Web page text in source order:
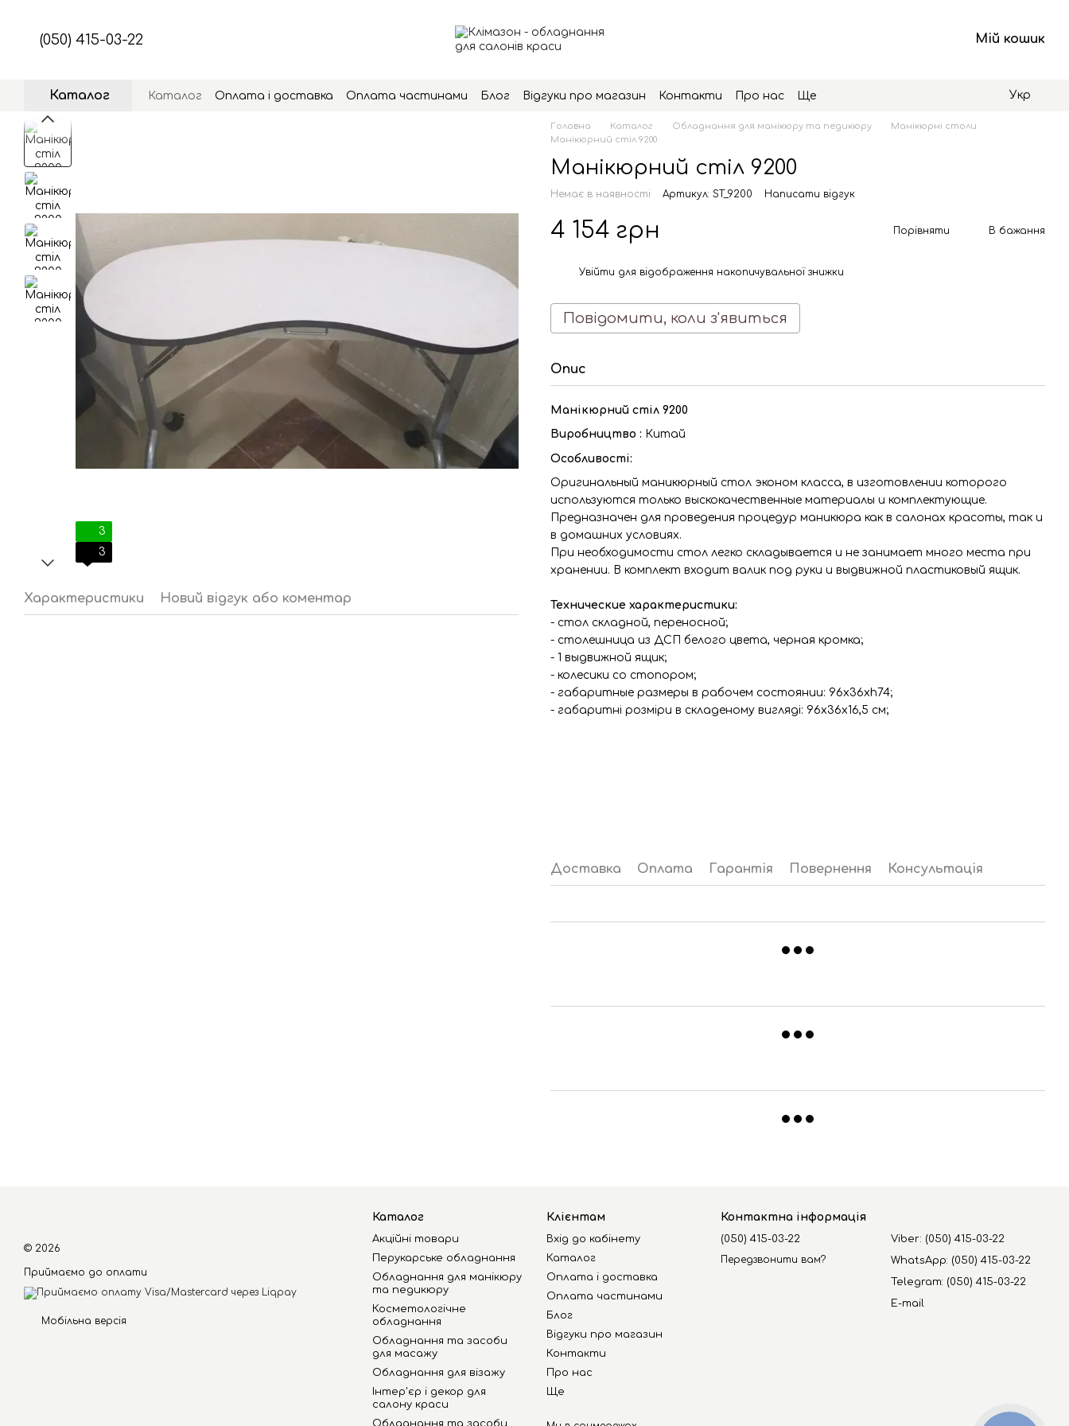
(050) 415-03-22 Мій кошик
Каталог Каталог Оплата і доставка Оплата частинами Блог Відгуки про магазин Контакти Про нас Ще Укр
3
3
Характеристики Новий відгук або коментар
Головна Каталог Обладнання для манікюру та педикюру
Манікюрні столи
Манікюрний стіл 9200
Манікюрний стіл 9200
Немає в наявності Артикул: ST_9200 Написати відгук
4 154 грн Порівняти В бажання
Увійти для відображення накопичувальної знижки
Повідомити, коли з'явиться
Опис
Манікюрний стіл 9200
Виробництво : Китай
Особливості:
Оригинальный маникюрный стол эконом класса, в изготовлении которого
используются только выскокачественные материалы и комплектующие.
Предназначен для проведения процедур маникюра как в салонах красоты, так и
в домашних условиях.
При необходимости стол легко складывается и не занимает много места при
хранении. В комплект входит валик под руки и выдвижной пластиковый ящик.
Технические характеристики:
- стол складной, переносной;
- столешница из ДСП белого цвета, черная кромка;
- 1 выдвижной ящик;
- колесики со стопором;
- габаритные размеры в рабочем состоянии: 96х36хh74;
- габаритні розміри в складеному вигляді: 96х36х16,5 см;
Доставка Оплата Гарантія Повернення Консультація
© 2026
Приймаємо до оплати
Мобільна версія
Каталог
Акційні товари
Перукарське обладнання
Обладнання для манікюру
та педикюру
Косметологічне
обладнання
Обладнання та засоби
для масажу
Обладнання для візажу
Інтер'єр і декор для
салону краси
Обладнання та засоби
Клієнтам
Вхід до кабінету
Каталог
Оплата і доставка
Оплата частинами
Блог
Відгуки про магазин
Контакти
Про нас
Ще
Контактна інформація
(050) 415-03-22
Передзвонити вам?
Viber: (050) 415-03-22
WhatsApp: (050) 415-03-22
Telegram: (050) 415-03-22
E-mail